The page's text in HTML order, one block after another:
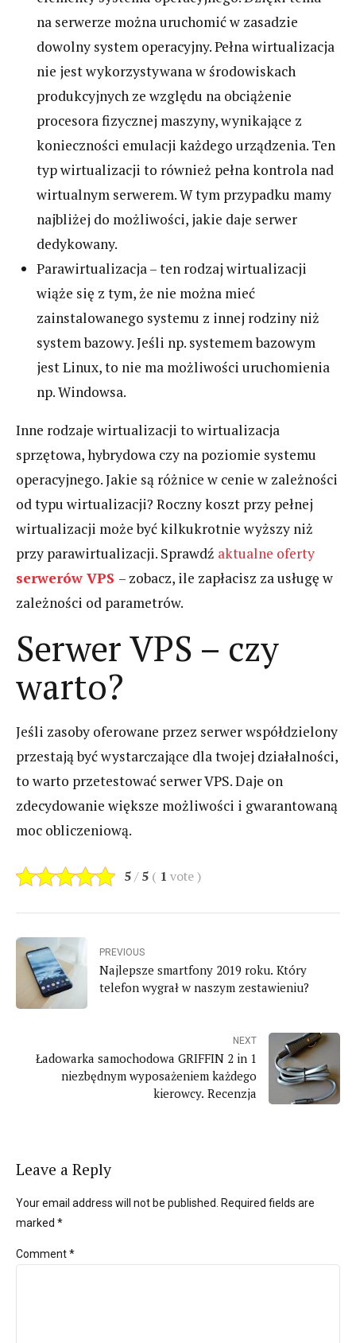
na serwerze można uruchomić w zasadzie
dowolny system operacyjny. Pełna wirtualizacja
nie jest wykorzystywana w środowiskach
produkcyjnych ze względu na obciążenie
procesora fizycznej maszyny, wynikające z
konieczności emulacji każdego urządzenia. Ten
typ wirtualizacji to również pełna kontrola nad
wirtualnym serwerem. W tym przypadku mamy
najbliżej do możliwości, jakie daje serwer
dedykowany.
Parawirtualizacja – ten rodzaj wirtualizacji
wiąże się z tym, że nie można mieć
zainstalowanego systemu z innej rodziny niż
system bazowy. Jeśli np. systemem bazowym
jest Linux, to nie ma możliwości uruchomienia
np. Windowsa.
Inne rodzaje wirtualizacji to wirtualizacja
sprzętowa, hybrydowa czy na poziomie systemu
operacyjnego. Jakie są różnice w cenie w zależności
od typu wirtualizacji? Roczny koszt przy pełnej
wirtualizacji może być kilkukrotnie wyższy niż
przy parawirtualizacji. Sprawdź aktualne oferty
serwerów VPS – zobacz, ile zapłacisz za usługę w
zależności od parametrów.
Serwer VPS – czy
warto?
Jeśli zasoby oferowane przez serwer współdzielony
przestają być wystarczające dla twojej działalności,
to warto przetestować serwer VPS. Daje on
zdecydowanie większe możliwości i gwarantowaną
moc obliczeniową.
5 / 5 ( 1 vote)
PREVIOUS
Najlepsze smartfony 2019 roku. Który
telefon wygrał w naszym zestawieniu?
NEXT
Ładowarka samochodowa GRIFFIN 2 in 1
niezbędnym wyposażeniem każdego
kierowcy. Recenzja
Leave a Reply
Your email address will not be published. Required fields are
marked *
Comment*